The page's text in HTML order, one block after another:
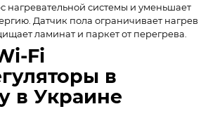
нагревательной системы и уменьшает
Датчик пола ограничивает нагрев
ламинат и паркет от перегрева.
Fi
в
в Украине